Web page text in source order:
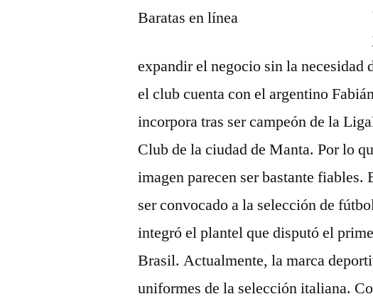
expandir el negocio sin la necesidad
el club cuenta con el argentino
incorpora tras ser campeón de la
Club de la ciudad de Manta. Por lo
imagen parecen ser bastante
ser convocado a la selección de
integró el plantel que disputó el
Brasil. Actualmente, la marca
uniformes de la selección italiana.